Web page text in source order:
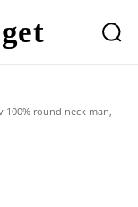
100% round neck man,